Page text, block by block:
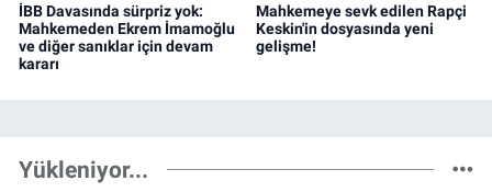
İBB Davasında sürpriz yok:
Mahkemeden Ekrem İmamoğlu
ve diğer sanıklar için devam
kararı
Mahkemeye sevk edilen Rapçi
Keskin'in dosyasında yeni
gelişme!
Yükleniyor...